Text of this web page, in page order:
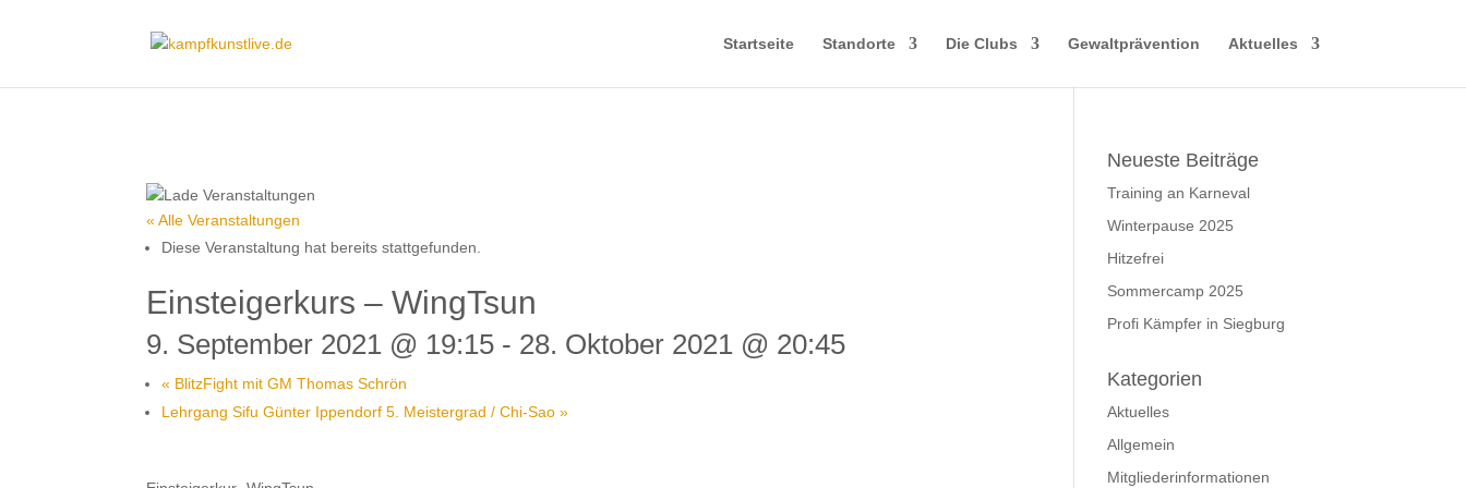
Startseite Standorte Die Clubs Gewaltprävention Aktuelles
« Alle Veranstaltungen
Diese Veranstaltung hat bereits stattgefunden.
Einsteigerkurs – WingTsun
9. September 2021 @ 19:15 - 28. Oktober 2021 @ 20:45
« BlitzFight mit GM Thomas Schrön
Lehrgang Sifu Günter Ippendorf 5. Meistergrad / Chi-Sao»
Neueste Beiträge
Training an Karneval
Winterpause 2025
Hitzefrei
Sommercamp 2025
Profi Kämpfer in Siegburg
Kategorien
Aktuelles
Allgemein
Mitgliederinformationen